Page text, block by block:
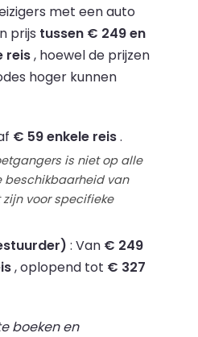
met een auto
prijs tussen € 249 en
reis, hoewel de prijzen
hoger kunnen
€ 59 enkele reis.
is niet op alle
beschikbaarheid van
voor specifieke
: Van € 249
, oplopend tot € 327
boeken en